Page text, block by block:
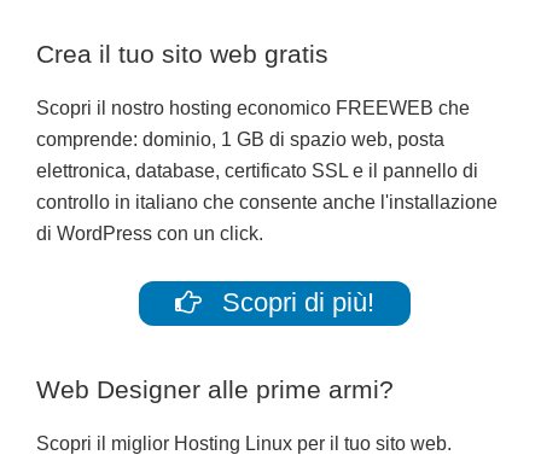
Crea il tuo sito web gratis
Scopri il nostro hosting economico FREEWEB che
comprende: dominio, 1 GB di spazio web, posta
elettronica, database, certificato SSL e il pannello di
controllo in italiano che consente anche l'installazione
di WordPress con un click.
Scopri di più!
Web Designer alle prime armi?
Scopri il miglior Hosting Linux per il tuo sito web.